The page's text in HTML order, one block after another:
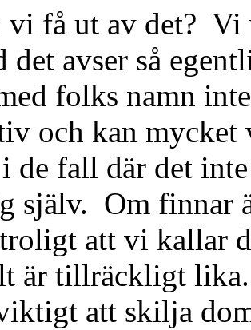
vi få ut av det?
det avser så
folks namn
och kan mycket
de fall där det
själv. Om finnar
att vi kallar
är tillräckligt lika.
att skilja